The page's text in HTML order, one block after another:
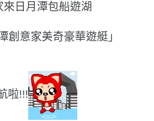
日月潭包船遊湖
創意家美奇豪華遊艇」
啦!!!